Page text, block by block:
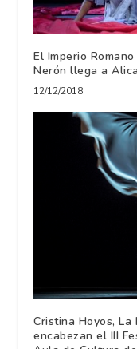
El Imperio
Nerón llega a
12/12/2018
Cristina Hoyos, La
encabezan el III